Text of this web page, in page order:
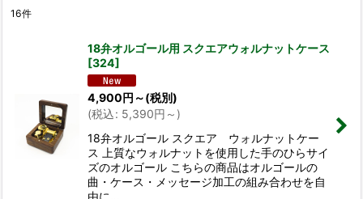
絞り込む
16件
18弁オルゴール用 スクエアウォルナットケース
[324]
4,900円 ～(税別)
(税込: 5,390円 ～ )
18弁オルゴール スクエア ウォルナットケー
ス 上質なウォルナットを使用した手のひらサイ
ズのオルゴール こちらの商品はオルゴールの
曲・ケース・メッセージ加工の組み合わせを自